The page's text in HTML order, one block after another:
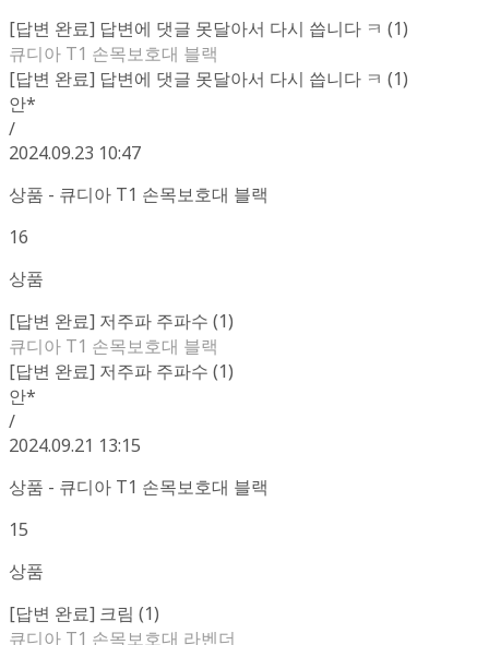
[답변 완료] 답변에 댓글 못달아서 다시 씁니다 ㅋ (1)
큐디아 T1 손목보호대 블랙
[답변 완료] 답변에 댓글 못달아서 다시 씁니다 ㅋ (1)
안*
/
2024.09.23 10:47
상품 - 큐디아 T1 손목보호대 블랙
16
상품
[답변 완료] 저주파 주파수 (1)
큐디아 T1 손목보호대 블랙
[답변 완료] 저주파 주파수 (1)
안*
/
2024.09.21 13:15
상품 - 큐디아 T1 손목보호대 블랙
15
상품
[답변 완료] 크림 (1)
큐디아 T1 손목보호대 라벤더